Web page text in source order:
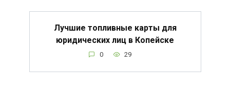
Лучшие топливные карты для
юридических лиц в Копейске
0 29